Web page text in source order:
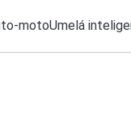
motoUmelá